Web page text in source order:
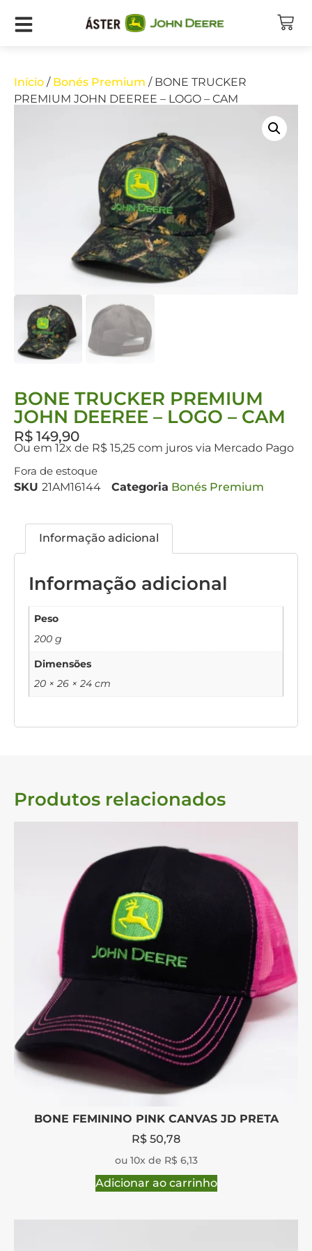
Início / Bonés Premium / BONE TRUCKER
PREMIUM JOHN DEEREE – LOGO – CAM
BONE TRUCKER PREMIUM
JOHN DEEREE – LOGO – CAM
R$ 149,90
Ou em 12x de R$ 15,25 com juros via Mercado Pago
Fora de estoque
SKU 21AM16144 Categoria Bonés Premium
Informação adicional
Informação adicional
Peso
200 g
Dimensões
20 × 26 × 24 cm
Produtos relacionados
BONE FEMININO PINK CANVAS JD PRETA
R$ 50,78
ou 10x de R$ 6,13
Adicionar ao carrinho